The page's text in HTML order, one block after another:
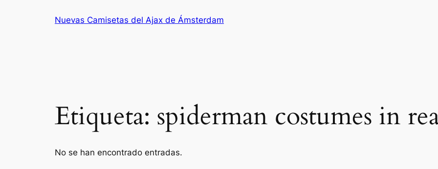
Nuevas Camisetas del Ajax de Ámsterdam
Etiqueta: spiderman costumes in
No se han encontrado entradas.